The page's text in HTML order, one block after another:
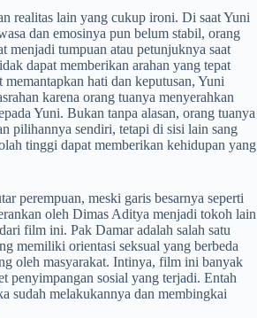
realitas lain yang cukup ironi. Di saat Yuni
dan emosinya pun belum stabil, orang
menjadi tumpuan atau petunjuknya saat
dapat memberikan arahan yang tepat
hati dan keputusan, Yuni
karena orang tuanya menyerahkan
Yuni. Bukan tanpa alasan, orang tuanya
pilihannya sendiri, tetapi di sisi lain sang
tinggi dapat memberikan kehidupan yang
perempuan, meski garis besarnya seperti
oleh Dimas Aditya menjadi tokoh lain
film ini. Pak Damar adalah salah satu
memiliki orientasi seksual yang berbeda
oleh masyarakat. Intinya, film ini banyak
penyimpangan sosial yang terjadi. Entah
sudah melakukannya dan membingkai